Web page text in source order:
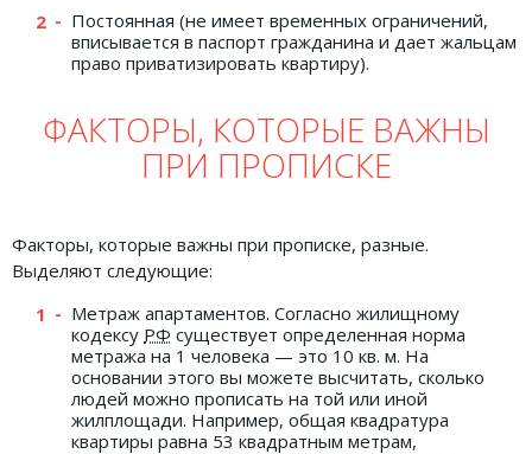
Постоянная (не имеет временных ограничений,
вписывается в паспорт гражданина и дает жальцам
право приватизировать квартиру).
ФАКТОРЫ, КОТОРЫЕ ВАЖНЫ
ПРИ ПРОПИСКЕ
Факторы, которые важны при прописке, разные.
Выделяют следующие:
Метраж апартаментов. Согласно жилищному
кодексу РФ существует определенная норма
метража на 1 человека — это 10 кв. м. На
основании этого вы можете высчитать, сколько
людей можно прописать на той или иной
жилплощади. Например, общая квадратура
квартиры равна 53 квадратным метрам,